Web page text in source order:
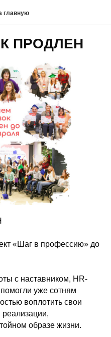
главную
ПРОДЛЕН
«Шаг в профессию» до
с наставником, HR-
уже сотням
воплотить свои
образе жизни.